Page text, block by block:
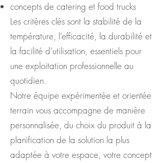
concepts de catering et food trucks
Les critères clés sont la stabilité de la
température, l’efficacité, la durabilité et
la facilité d’utilisation, essentiels pour
une exploitation professionnelle au
quotidien.
Notre équipe expérimentée et orientée
terrain vous accompagne de manière
personnalisée, du choix du produit à la
planification de la solution la plus
adaptée à votre espace, votre concept